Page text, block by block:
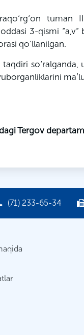
tuman
3-qismi “a,v”
qo‘llanilgan.
so‘ralganda,
Tergov
(71) 233-65-34